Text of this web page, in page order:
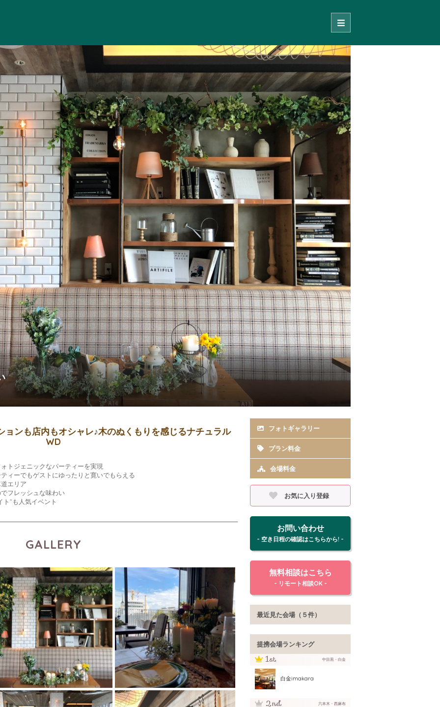
フォトギャラリー
プラン料金
会場料金
お気に入り登録
お問い合わせ
- 空き日程の確認はこちらから! -
無料相談はこちら
- リモート相談OK -
最近見た会場（５件）
提携会場ランキング
中目黒・白金
白金imakara
六本木・西麻布
ョンも店内もオシャレ♪木のぬくもりを感じるナチュラル
WD
トジェニックなパーティーを実現
ィーでもゲストにゆったりと寛いでもらえる
エリア
フレッシュな味わい
”も人気イベント
GALLERY